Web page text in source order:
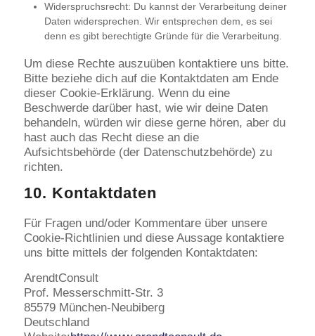
Widerspruchsrecht: Du kannst der Verarbeitung deiner
Daten widersprechen. Wir entsprechen dem, es sei
denn es gibt berechtigte Gründe für die Verarbeitung.
Um diese Rechte auszuüben kontaktiere uns bitte.
Bitte beziehe dich auf die Kontaktdaten am Ende
dieser Cookie-Erklärung. Wenn du eine
Beschwerde darüber hast, wie wir deine Daten
behandeln, würden wir diese gerne hören, aber du
hast auch das Recht diese an die
Aufsichtsbehörde (der Datenschutzbehörde) zu
richten.
10. Kontaktdaten
Für Fragen und/oder Kommentare über unsere
Cookie-Richtlinien und diese Aussage kontaktiere
uns bitte mittels der folgenden Kontaktdaten:
ArendtConsult
Prof. Messerschmitt-Str. 3
85579 München-Neubiberg
Deutschland